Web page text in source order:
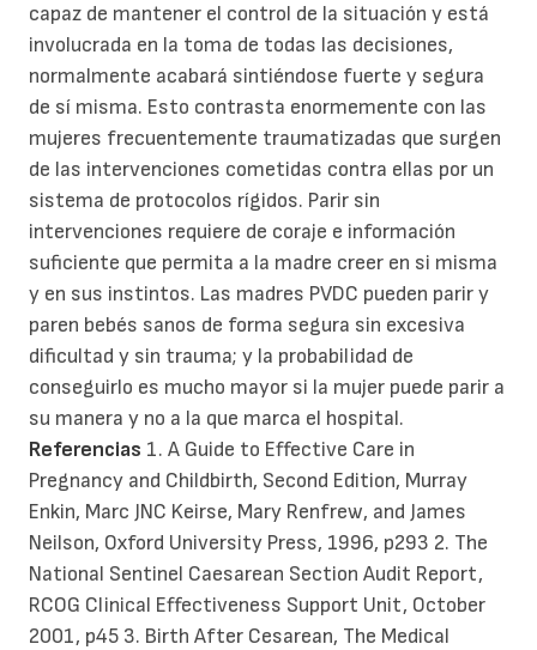
capaz de mantener el control de la situación y está
involucrada en la toma de todas las decisiones,
normalmente acabará sintiéndose fuerte y segura
de sí misma. Esto contrasta enormemente con las
mujeres frecuentemente traumatizadas que surgen
de las intervenciones cometidas contra ellas por un
sistema de protocolos rígidos. Parir sin
intervenciones requiere de coraje e información
suficiente que permita a la madre creer en si misma
y en sus instintos. Las madres PVDC pueden parir y
paren bebés sanos de forma segura sin excesiva
dificultad y sin trauma; y la probabilidad de
conseguirlo es mucho mayor si la mujer puede parir a
su manera y no a la que marca el hospital.
Referencias 1. A Guide to Effective Care in
Pregnancy and Childbirth, Second Edition, Murray
Enkin, Marc JNC Keirse, Mary Renfrew, and James
Neilson, Oxford University Press, 1996, p293 2. The
National Sentinel Caesarean Section Audit Report,
RCOG Clinical Effectiveness Support Unit, October
2001, p45 3. Birth After Cesarean, The Medical